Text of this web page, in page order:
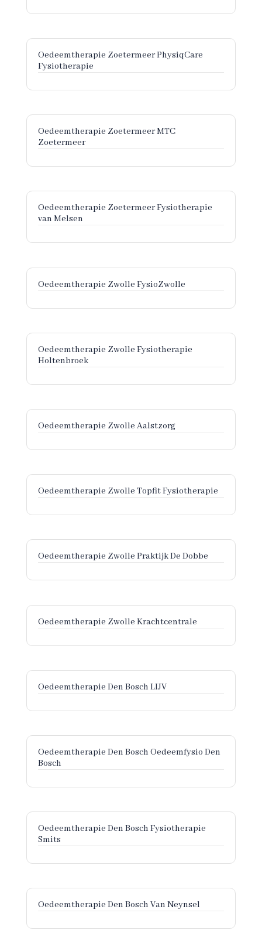
Oedeemtherapie Zoetermeer PhysiqCare
Fysiotherapie
Oedeemtherapie Zoetermeer MTC
Zoetermeer
Oedeemtherapie Zoetermeer Fysiotherapie
van Melsen
Oedeemtherapie Zwolle FysioZwolle
Oedeemtherapie Zwolle Fysiotherapie
Holtenbroek
Oedeemtherapie Zwolle Aalstzorg
Oedeemtherapie Zwolle Topfit Fysiotherapie
Oedeemtherapie Zwolle Praktijk De Dobbe
Oedeemtherapie Zwolle Krachtcentrale
Oedeemtherapie Den Bosch LIJV
Oedeemtherapie Den Bosch Oedeemfysio Den
Bosch
Oedeemtherapie Den Bosch Fysiotherapie
Smits
Oedeemtherapie Den Bosch Van Neynsel